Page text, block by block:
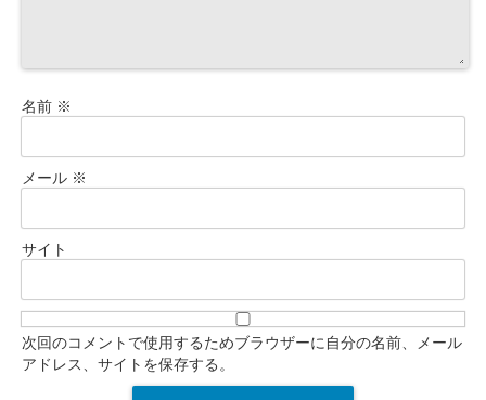
名前 ※
メール ※
サイト
次回のコメントで使用するためブラウザーに自分の名前、メール
アドレス、サイトを保存する。